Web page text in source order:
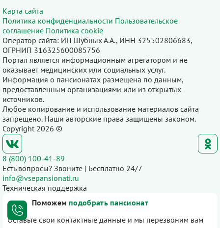
Карта сайта
Политика конфиденциальности Пользовательское
соглашение Политика cookie
Оператор сайта: ИП Шубных А.А., ИНН 325502806683,
ОГРНИП 316325600085756
Портал является информационным агрегатором и не
оказывает медицинских или социальных услуг.
Информация о пансионатах размещена по данным,
предоставленным организациями или из открытых
источников.
Любое копирование и использование материалов сайта
запрещено. Наши авторские права защищены законом.
Copyright 2026 ©
8 (800) 100-41-89
Есть вопросы? Звоните | Бесплатно 24/7
info@vsepansionati.ru
Техническая поддержка
Поможем подобрать пансионат
Оставьте свои контактные данные и мы перезвоним вам